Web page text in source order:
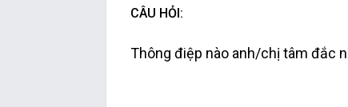
CÂU HỎI:
Thông điệp nào anh/chị tâm đắc